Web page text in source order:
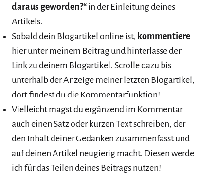
daraus geworden?“ in der Einleitung deines
Artikels.
Sobald dein Blogartikel online ist, kommentiere
hier unter meinem Beitrag und hinterlasse den
Link zu deinem Blogartikel. Scrolle dazu bis
unterhalb der Anzeige meiner letzten Blogartikel,
dort findest du die Kommentarfunktion!
Vielleicht magst du ergänzend im Kommentar
auch einen Satz oder kurzen Text schreiben, der
den Inhalt deiner Gedanken zusammenfasst und
auf deinen Artikel neugierig macht. Diesen werde
ich für das Teilen deines Beitrags nutzen!